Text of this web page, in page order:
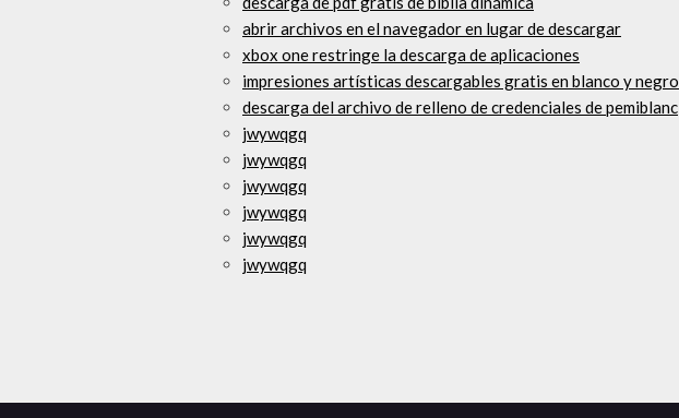
abrir archivos en el navegador en lugar de descargar
xbox one restringe la descarga de aplicaciones
impresiones artísticas descargables gratis en blanco y negro
descarga del archivo de relleno de credenciales de pemiblanc
jwywqgq
jwywqgq
jwywqgq
jwywqgq
jwywqgq
jwywqgq